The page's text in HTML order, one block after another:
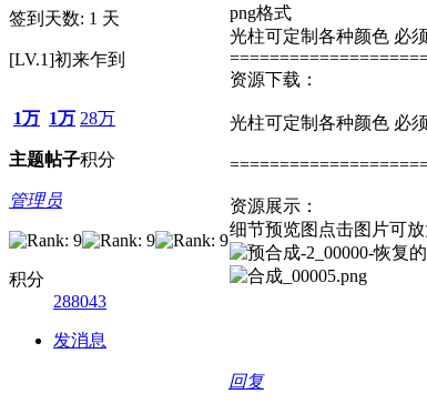
签到天数: 1 天
[LV.1]初来乍到
1万
主题
1万
帖子
28万
积分
管理员
积分
288043
发消息
png格式
光柱可定制各种颜色 必
资源下载：
光柱可定制各种颜色 必
资源展示：
细节预览图点击图片可
回复